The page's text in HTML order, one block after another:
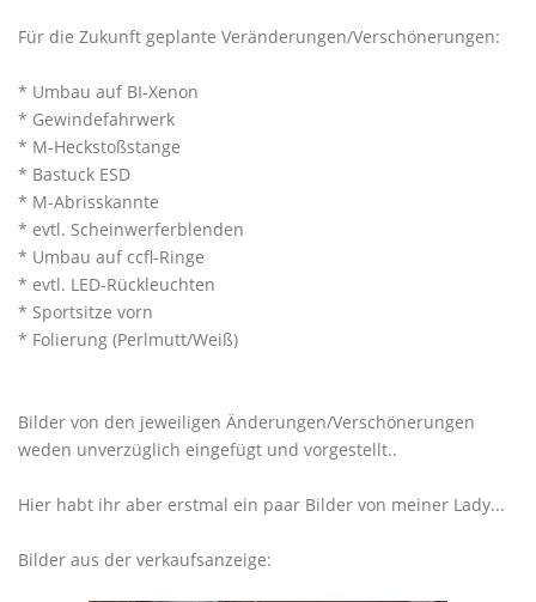
Für die Zukunft geplante Veränderungen/Verschönerungen:
* Umbau auf BI-Xenon
* Gewindefahrwerk
* M-Heckstoßstange
* Bastuck ESD
* M-Abrisskannte
* evtl. Scheinwerferblenden
* Umbau auf ccfl-Ringe
* evtl. LED-Rückleuchten
* Sportsitze vorn
* Folierung (Perlmutt/Weiß)
Bilder von den jeweiligen Änderungen/Verschönerungen
weden unverzüglich eingefügt und vorgestellt..
Hier habt ihr aber erstmal ein paar Bilder von meiner Lady...
Bilder aus der verkaufsanzeige: